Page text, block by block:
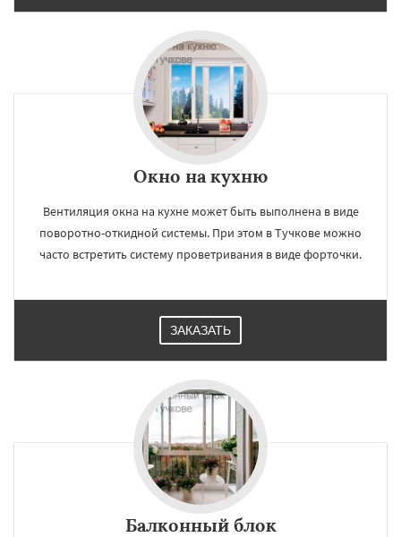
регионам
Фосфоритный
Черкизово Черусти
Окно на кухню
Вентиляция окна на кухне может быть выполнена в виде
поворотно-откидной системы. При этом в Тучкове можно
часто встретить систему проветривания в виде форточки.
ЗАКАЗАТЬ
Балконный блок
УЗНАТЬ ПОДРОБНЕЕ
Даю согласие на обработку персональных данных